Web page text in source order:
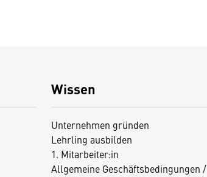
Wissen
Unternehmen gründen
Lehrling ausbilden
1. Mitarbeiter:in
Allgemeine Geschäftsbedingungen /